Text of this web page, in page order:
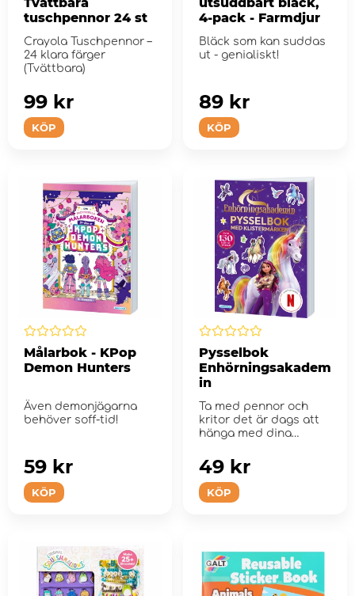
tuschpennor 24 st
Crayola Tuschpennor –
24 klara färger
(Tvättbara)
KÖP
99 kr
4-pack - Farmdjur
Bläck som kan suddas
ut - genialiskt!
KÖP
89 kr
Målarbok - KPop
Demon Hunters
Även demonjägarna
behöver soff-tid!
KÖP
59 kr
Pysselbok
Enhörningsakadem
in
Ta med pennor och
kritor det är dags att
hänga med dina
KÖP
49 kr